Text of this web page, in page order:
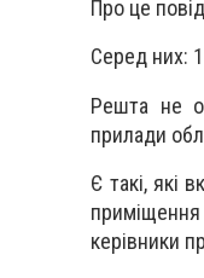
Про це
Серед них:
Решта не
прилади
Є такі, які
керівники